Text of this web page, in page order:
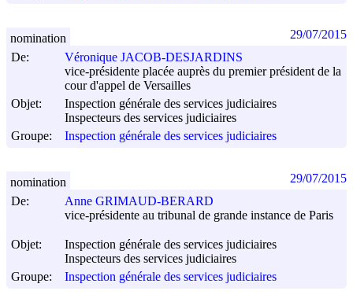
De:
Véronique JACOB-DESJARDINS
vice-présidente placée auprès du premier président de la
cour d'appel de Versailles
Objet:
Inspection générale des services judiciaires
Inspecteurs des services judiciaires
Groupe:
Inspection générale des services judiciaires
nomination 29/07/2015
De:
Anne GRIMAUD-BERARD
vice-présidente au tribunal de grande instance de Paris
Objet:
Inspection générale des services judiciaires
Inspecteurs des services judiciaires
Groupe:
Inspection générale des services judiciaires
nomination 29/07/2015